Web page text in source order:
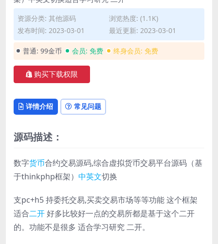
资源分类: 其他源码
浏览热度: (1.1K)
发布时间: 2023-03-01
最近更新: 2023-03-01
普通: 99金币 会员: 免费 终身会员: 免费
购买下载权限
详情介绍 常见问题
源码描述：
数字货币合约交易源码,综合虚拟货币交易平台源码（基
于thinkphp框架） 中英文切换
支pc+h5 持委托交易,买卖交易市场等等功能 这个框架
适合二开好多比较好一点的交易所都是基于这个二开
的。功能不是很多 适合学习研究 二开。